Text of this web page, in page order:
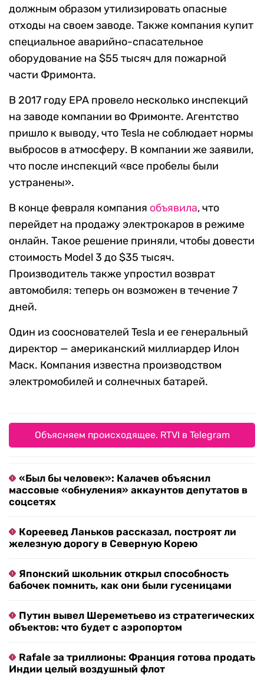
должным образом утилизировать опасные
отходы на своем заводе. Также компания купит
специальное аварийно-спасательное
оборудование на $55 тысяч для пожарной
части Фримонта.
В 2017 году EPA провело несколько инспекций
на заводе компании во Фримонте. Агентство
пришло к выводу, что Tesla не соблюдает нормы
выбросов в атмосферу. В компании же заявили,
что после инспекций «все пробелы были
устранены».
В конце февраля компания объявила, что
перейдет на продажу электрокаров в режиме
онлайн. Такое решение приняли, чтобы довести
стоимость Model 3 до $35 тысяч.
Производитель также упростил возврат
автомобиля: теперь он возможен в течение 7
дней.
Один из сооснователей Tesla и ее генеральный
директор — американский миллиардер Илон
Маск. Компания известна производством
электромобилей и солнечных батарей.
Объясняем происходящее. RTVI в Telegram
«Был бы человек»: Калачев объяснил
массовые «обнуления» аккаунтов депутатов в
соцсетях
Кореевед Ланьков рассказал, построят ли
железную дорогу в Северную Корею
Японский школьник открыл способность
бабочек помнить, как они были гусеницами
Путин вывел Шереметьево из стратегических
объектов: что будет с аэропортом
Rafale за триллионы: Франция готова продать
Индии целый воздушный флот